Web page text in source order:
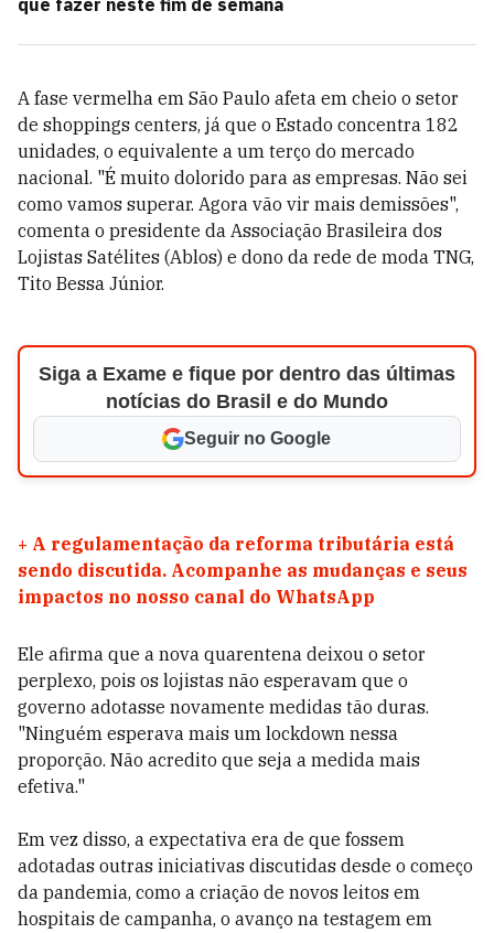
que fazer neste fim de semana
A fase vermelha em São Paulo afeta em cheio o setor
de shoppings centers, já que o Estado concentra 182
unidades, o equivalente a um terço do mercado
nacional. "É muito dolorido para as empresas. Não sei
como vamos superar. Agora vão vir mais demissões",
comenta o presidente da Associação Brasileira dos
Lojistas Satélites (Ablos) e dono da rede de moda TNG,
Tito Bessa Júnior.
Siga a Exame e fique por dentro das últimas
notícias do Brasil e do Mundo
Seguir no Google
+ A regulamentação da reforma tributária está
sendo discutida. Acompanhe as mudanças e seus
impactos no nosso canal do WhatsApp
Ele afirma que a nova quarentena deixou o setor
perplexo, pois os lojistas não esperavam que o
governo adotasse novamente medidas tão duras.
"Ninguém esperava mais um lockdown nessa
proporção. Não acredito que seja a medida mais
efetiva."
Em vez disso, a expectativa era de que fossem
adotadas outras iniciativas discutidas desde o começo
da pandemia, como a criação de novos leitos em
hospitais de campanha, o avanço na testagem em